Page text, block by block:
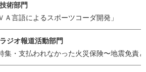
術部門
Ａ言語によるスポーツコーダ開発」
ジオ報道活動部門
集・支払われなかった火災保険〜地震免責